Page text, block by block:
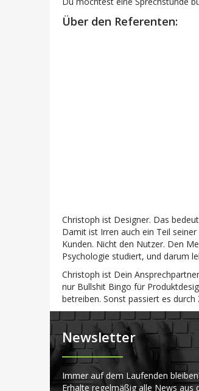
Über den Referenten:
Christoph ist Designer. Das
Damit ist Irren auch ein Teil
Kunden. Nicht den Nutzer. Den
Psychologie studiert, und darum
Christoph ist Dein
nur Bullshit Bingo für
betreiben. Sonst passiert es
Newsletter
Immer auf dem Laufenden
Erhalte regelmäßig alle News aus